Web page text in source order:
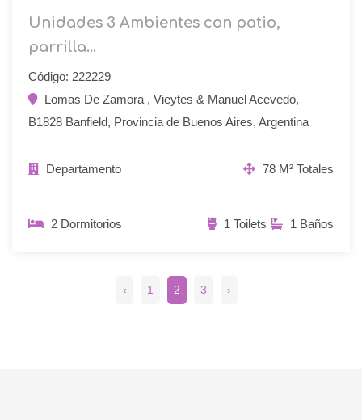
Unidades 3 Ambientes con patio,
parrilla...
Código: 222229
Lomas De Zamora , Vieytes & Manuel Acevedo,
B1828 Banfield, Provincia de Buenos Aires, Argentina
Departamento 78 M² Totales
2 Dormitorios 1 Baños
1 Toilets
‹ 1 2 3 ›